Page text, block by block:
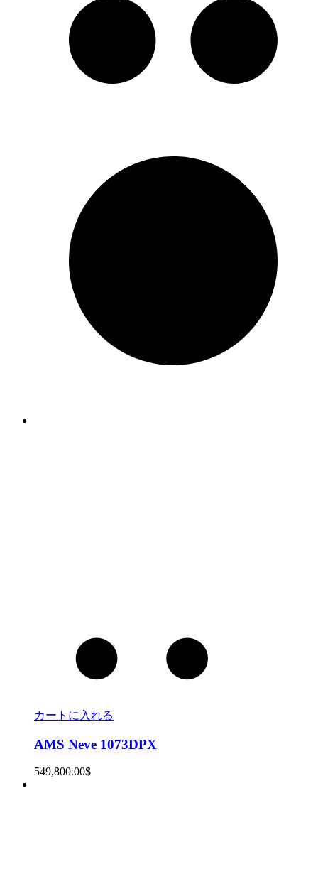
カートに入れる
AMS Neve 1073DPX
549,800.00$